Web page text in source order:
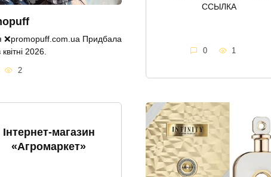
Придбала
2026.
2
ССЫЛКА
0 1
Інтернет-магазин
«Агромаркет»